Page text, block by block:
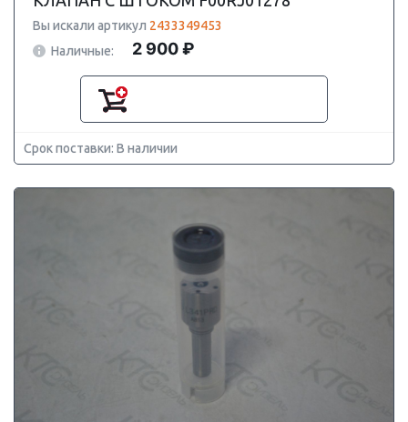
Вы искали артикул 2433349453
Наличные:
2 900 ₽
Срок поставки: В наличии